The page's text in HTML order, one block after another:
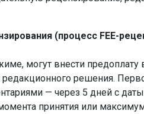
(процесс FEE-
могут внести предоплату
решения.
— через 5 дней с даты
принятия или